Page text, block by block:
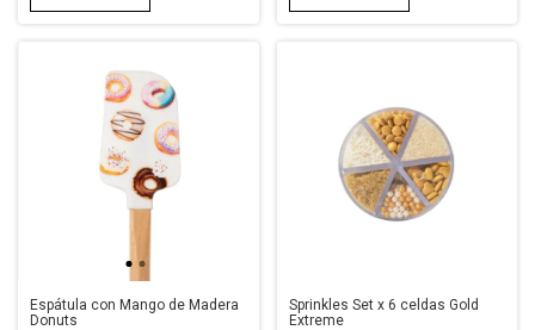
Espátula con Mango de Madera
Donuts
Sprinkles Set x 6 celdas Gold
Extreme